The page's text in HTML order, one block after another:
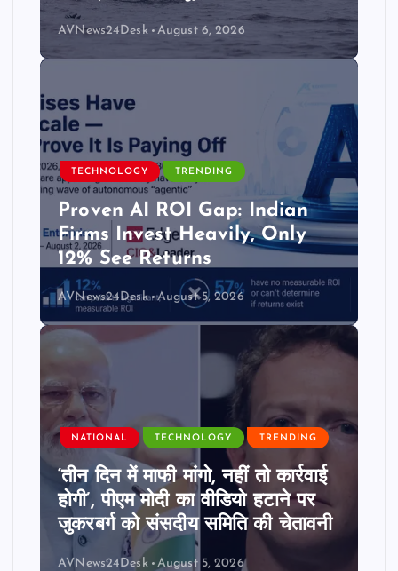
AVNews24Desk August 6, 2026
TECHNOLOGY TRENDING
Proven AI ROI Gap: Indian
Firms Invest Heavily, Only
12% See Returns
AVNews24Desk August 5, 2026
NATIONAL TECHNOLOGY TRENDING
‘तीन दिन में माफी मांगो, नहीं तो कार्रवाई
होगी’, पीएम मोदी का वीडियो हटाने पर
जुकरबर्ग को संसदीय समिति की चेतावनी
AVNews24Desk August 5, 2026